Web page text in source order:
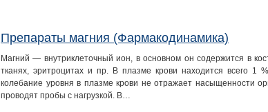
Препараты магния (Фармакодинамика)
Магний — внутриклеточный ион, в основном он содержится в
тканях, эритроцитах и пр. В плазме крови находится всего 1
колебание уровня в плазме крови не отражает насыщенности
проводят пробы с нагрузкой. В…